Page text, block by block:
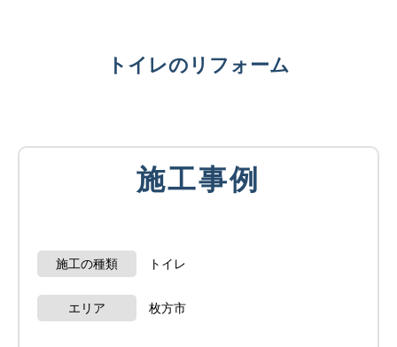
トイレのリフォーム
施工事例
施工の種類 トイレ
エリア 枚方市